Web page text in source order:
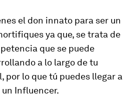
el don innato para ser un
ya que, se trata de
que se puede
a lo largo de tu
por lo que tú puedes llegar a
Influencer.